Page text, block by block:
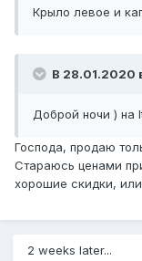
Крыло левое и
В 28.01.2020
Доброй ночи ) на
Господа, продаю
Стараюсь ценами
хорошие скидки,
2 weeks later...